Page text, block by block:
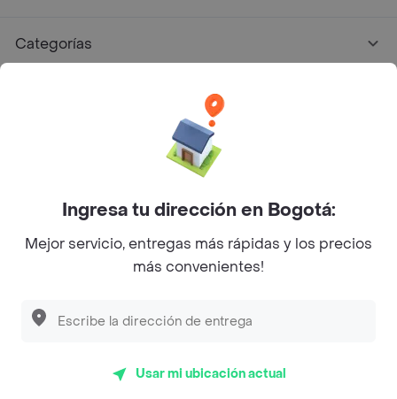
Descubre las PROMOCIONES que tenemos
Categorías
Facebook
Twitter
Instagram
©2026Rappi Inc. All rights reserved.
Ingresa tu dirección en Bogotá:
Mejor servicio, entregas más rápidas y los precios
más convenientes!
Usar mi ubicación actual